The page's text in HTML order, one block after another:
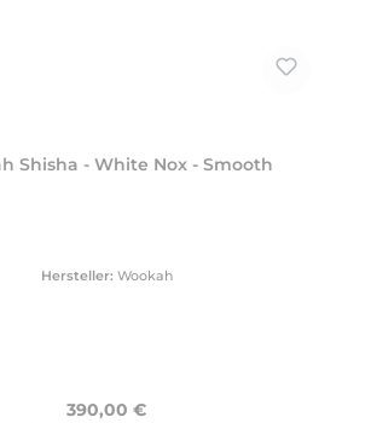
Shisha - White Nox - Smooth
Hersteller: Wookah
Regulärer Preis:
390,00 €